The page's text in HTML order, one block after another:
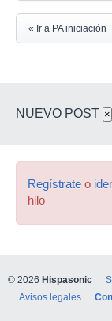
« Ir a PA iniciación
NUEVO POST ×
Regístrate o
hilo
© 2026 Hispasonic
Avisos legales